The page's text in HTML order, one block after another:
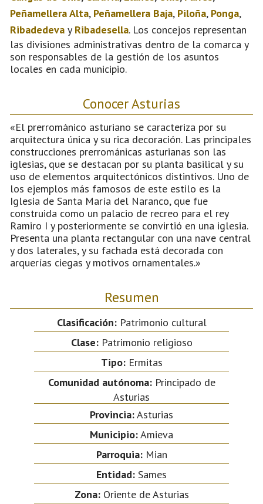
Peñamellera Alta, Peñamellera Baja, Piloña, Ponga,
Ribadedeva y Ribadesella. Los concejos representan
las divisiones administrativas dentro de la comarca y
son responsables de la gestión de los asuntos
locales en cada municipio.
Conocer Asturias
«El prerrománico asturiano se caracteriza por su
arquitectura única y su rica decoración. Las principales
construcciones prerrománicas asturianas son las
iglesias, que se destacan por su planta basilical y su
uso de elementos arquitectónicos distintivos. Uno de
los ejemplos más famosos de este estilo es la
Iglesia de Santa María del Naranco, que fue
construida como un palacio de recreo para el rey
Ramiro I y posteriormente se convirtió en una iglesia.
Presenta una planta rectangular con una nave central
y dos laterales, y su fachada está decorada con
arquerías ciegas y motivos ornamentales.»
Resumen
Clasificación:Patrimonio cultural
Clase:Patrimonio religioso
Tipo:Ermitas
Comunidad autónoma:Principado de
Asturias
Provincia:Asturias
Municipio:Amieva
Parroquia:Mian
Entidad: Sames
Zona:Oriente de Asturias